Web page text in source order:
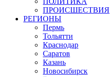
ПРОИСШЕСТВИЯ
РЕГИОНЫ
Пермь
Тольятти
Краснодар
Саратов
Казань
Новосибирск